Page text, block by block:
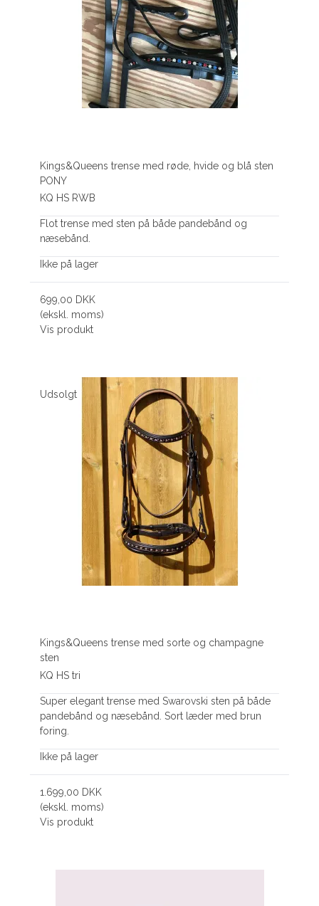
Kings&Queens trense med røde, hvide og blå sten
PONY
KQ HS RWB
Flot trense med sten på både pandebånd og
næsebånd.
Ikke på lager
699,00 DKK
(ekskl. moms)
Vis produkt
Udsolgt
Kings&Queens trense med sorte og champagne
sten
KQ HS tri
Super elegant trense med Swarovski sten på både
pandebånd og næsebånd. Sort læder med brun
foring.
Ikke på lager
1.699,00 DKK
(ekskl. moms)
Vis produkt